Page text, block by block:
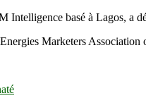
basé à Lagos, a
Marketers